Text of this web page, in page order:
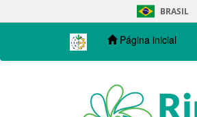
navigation
BRASIL
Página inicial